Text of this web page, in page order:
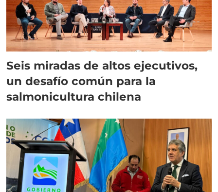
Seis miradas de altos ejecutivos,
un desafío común para la
salmonicultura chilena